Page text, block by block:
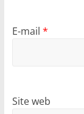
E-mail *
Site web